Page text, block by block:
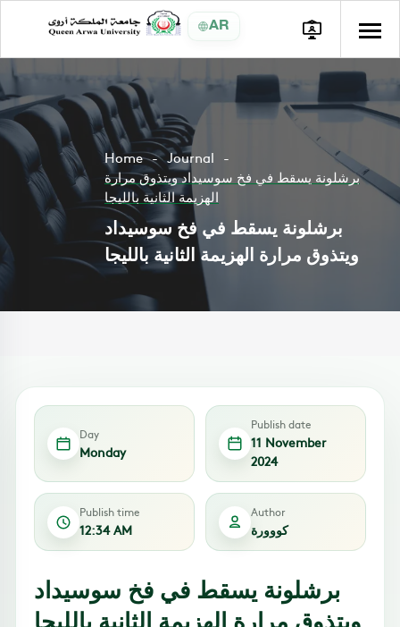
AR
Home
Journal
برشلونة يسقط في فخ سوسيداد ويتذوق مرارة
الهزيمة الثانية بالليجا
برشلونة يسقط في فخ سوسيداد
ويتذوق مرارة الهزيمة الثانية بالليجا
Day
Monday
Publish date
11 November
2024
Publish time
12:34 AM
Author
كووورة
برشلونة يسقط في فخ سوسيداد
ويتذوق مرارة الهزيمة الثانية بالليجا